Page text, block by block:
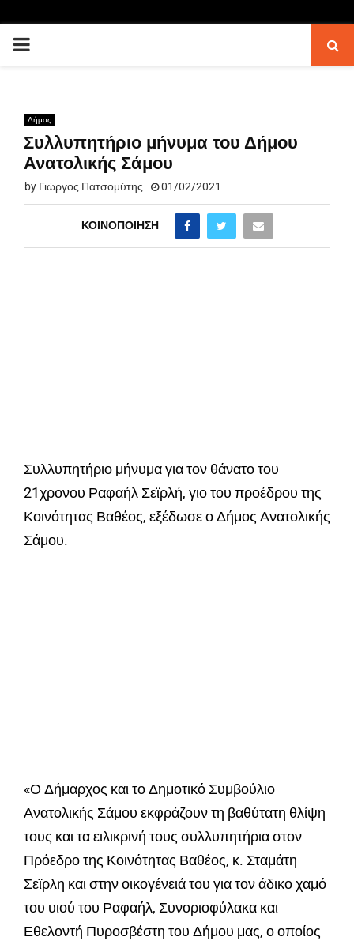
PRIMARY
Δήμος
Συλλυπητήριο μήνυμα του Δήμου
Ανατολικής Σάμου
by Γιώργος Πατσομύτης 01/02/2021
ΚΟΙΝΟΠΟΊΗΣΗ
Συλλυπητήριο μήνυμα για τον θάνατο του
21χρονου Ραφαήλ Σεϊρλή, γιο του προέδρου της
Κοινότητας Βαθέος, εξέδωσε ο Δήμος Ανατολικής
Σάμου.
«Ο Δήμαρχος και το Δημοτικό Συμβούλιο
Ανατολικής Σάμου εκφράζουν τη βαθύτατη θλίψη
τους και τα ειλικρινή τους συλλυπητήρια στον
Πρόεδρο της Κοινότητας Βαθέος, κ. Σταμάτη
Σεϊρλη και στην οικογένειά του για τον άδικο χαμό
του υιού του Ραφαήλ, Συνοριοφύλακα και
Εθελοντή Πυροσβέστη του Δήμου μας, ο οποίος